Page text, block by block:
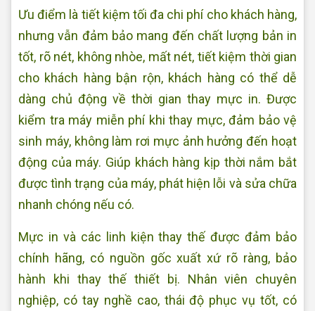
Ưu điểm là tiết kiệm tối đa chi phí cho khách hàng,
nhưng vẫn đảm bảo mang đến chất lượng bản in
tốt, rõ nét, không nhòe, mất nét, tiết kiệm thời gian
cho khách hàng bận rộn, khách hàng có thể dễ
dàng chủ động về thời gian thay mực in. Được
kiểm tra máy miễn phí khi thay mực, đảm bảo vệ
sinh máy, không làm rơi mực ảnh hưởng đến hoạt
động của máy. Giúp khách hàng kịp thời nắm bắt
được tình trạng của máy, phát hiện lỗi và sửa chữa
nhanh chóng nếu có.
Mực in và các linh kiện thay thế được đảm bảo
chính hãng, có nguồn gốc xuất xứ rõ ràng, bảo
hành khi thay thế thiết bị. Nhân viên chuyên
nghiệp, có tay nghề cao, thái độ phục vụ tốt, có